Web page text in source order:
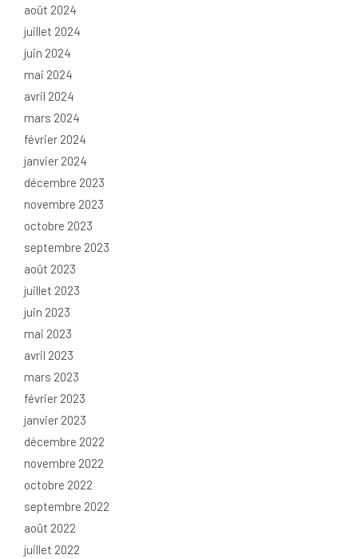
août 2024
juillet 2024
juin 2024
mai 2024
avril 2024
mars 2024
février 2024
janvier 2024
décembre 2023
novembre 2023
octobre 2023
septembre 2023
août 2023
juillet 2023
juin 2023
mai 2023
avril 2023
mars 2023
février 2023
janvier 2023
décembre 2022
novembre 2022
octobre 2022
septembre 2022
août 2022
juillet 2022